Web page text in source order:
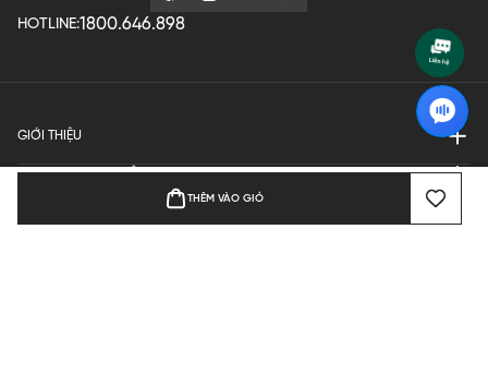
THÊM VÀO GIỎ
HOTLINE:1800.646.898
GIỚI THIỆU
QUY ĐỊNH HOẠT ĐỘNG